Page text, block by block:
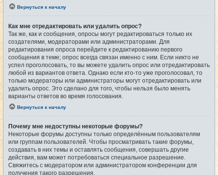
Вернуться к началу
Как мне отредактировать или удалить опрос?
Так же, как и сообщения, опросы могут редактироваться только их
создателями, модераторами или администраторами. Для
редактирования опроса перейдите к редактированию первого
сообщения в теме; опрос всегда связан именно с ним. Если никто не
успел проголосовать, то вы можете удалить опрос или отредактировать
любой из вариантов ответа. Однако если кто-то уже проголосовал, то
только модераторы или администраторы могут отредактировать или
удалить опрос. Это сделано для того, чтобы нельзя было менять
варианты ответов во время голосования.
Вернуться к началу
Почему мне недоступны некоторые форумы?
Некоторые форумы доступны только определённым пользователям
или группам пользователей. Чтобы просматривать такие форумы,
создавать в них темы и оставлять сообщения, совершать другие
действия, вам может потребоваться специальное разрешение.
Свяжитесь с модератором или администратором конференции для
получения такого разрешения.